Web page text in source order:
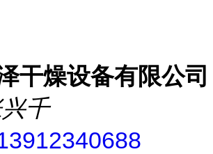
干燥设备有限公司
千